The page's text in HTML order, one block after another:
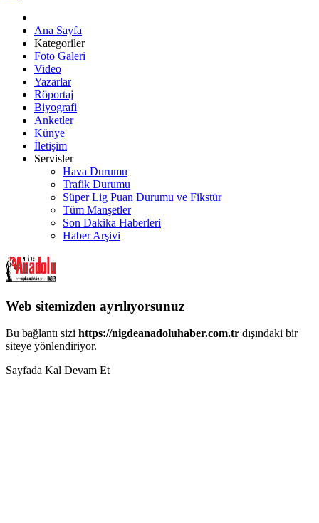
Ana Sayfa
Kategoriler
Foto Galeri
Video
Yazarlar
Röportaj
Biyografi
Anketler
Künye
İletişim
Servisler
Hava Durumu
Trafik Durumu
Süper Lig Puan Durumu ve Fikstür
Tüm Manşetler
Son Dakika Haberleri
Haber Arşivi
Web sitemizden ayrılıyorsunuz
Bu bağlantı sizi https://nigdeanadoluhaber.com.tr dışındaki bir
siteye yönlendiriyor.
Sayfada Kal Devam Et